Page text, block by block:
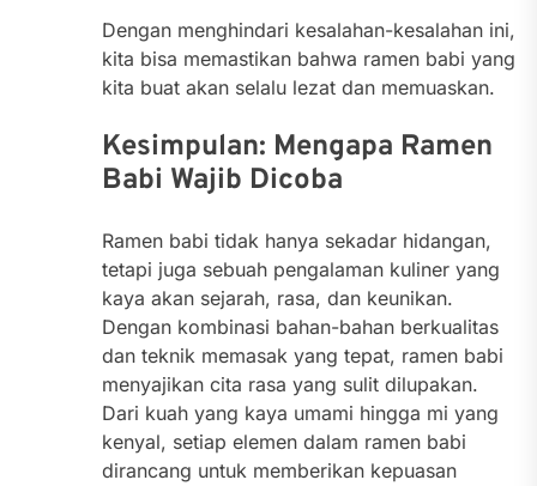
Dengan menghindari kesalahan-kesalahan ini,
kita bisa memastikan bahwa ramen babi yang
kita buat akan selalu lezat dan memuaskan.
Kesimpulan: Mengapa Ramen
Babi Wajib Dicoba
Ramen babi tidak hanya sekadar hidangan,
tetapi juga sebuah pengalaman kuliner yang
kaya akan sejarah, rasa, dan keunikan.
Dengan kombinasi bahan-bahan berkualitas
dan teknik memasak yang tepat, ramen babi
menyajikan cita rasa yang sulit dilupakan.
Dari kuah yang kaya umami hingga mi yang
kenyal, setiap elemen dalam ramen babi
dirancang untuk memberikan kepuasan